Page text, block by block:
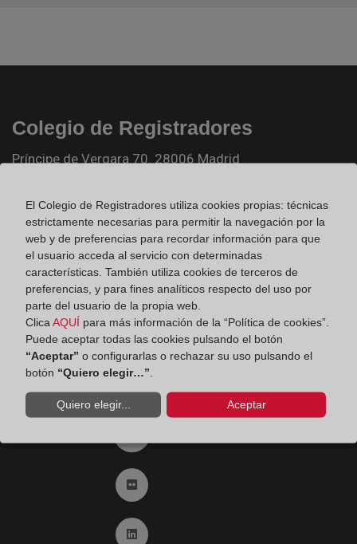
Colegio de Registradores
Príncipe de Vergara 70. 28006 Madrid
Fax:91 564 11 59
Email:contacto@registradores.org
Registro de entrada del Colegio de registradores
Ir a facebook (abre en ventana nueva)
Ir a Flickr (abre en ventana nueva)
Ir a Linkedin (abre en ventana nueva)
El Colegio de Registradores utiliza cookies propias: técnicas
estrictamente necesarias para permitir la navegación por la
web y de preferencias para recordar información para que
el usuario acceda al servicio con determinadas
características. También utiliza cookies de terceros de
preferencias, y para fines analíticos respecto del uso por
parte del usuario de la propia web.
Clica AQUÍ para más información de la “Política de cookies”.
Puede aceptar todas las cookies pulsando el botón
“Aceptar” o configurarlas o rechazar su uso pulsando el
botón “Quiero elegir…”
Quiero elegir... Aceptar